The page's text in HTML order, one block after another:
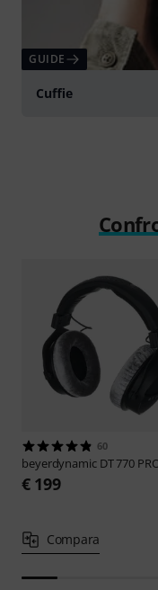
GUIDE
Cuffie
60
beyerdynamic DT 770
€ 199
Compara